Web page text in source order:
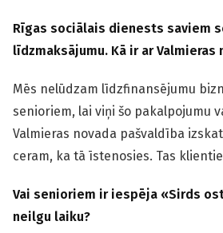
Rīgas sociālais dienests saviem
līdzmaksājumu. Kā ir ar Valmieras
Mēs nelūdzam līdzfinansējumu
senioriem, lai viņi šo pakalpojumu
Valmieras novada pašvaldība
ceram, ka tā īstenosies. Tas
Vai senioriem ir iespēja «Sirds
neilgu laiku?